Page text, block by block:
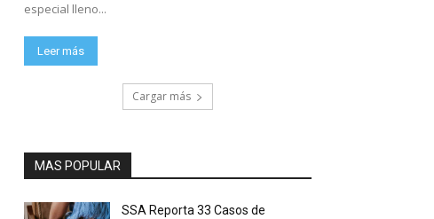
especial lleno...
Leer más
Cargar más
MAS POPULAR
SSA Reporta 33 Casos de